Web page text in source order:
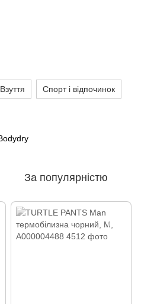
Взуття Спорт і відпочинок
За популярністю